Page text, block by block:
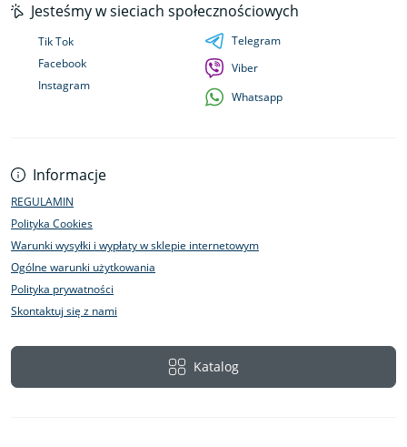
Informacje
REGULAMIN
Polityka Cookies
Warunki wysyłki i wypłaty w sklepie internetowym
Ogólne warunki użytkowania
Polityka prywatności
Skontaktuj się z nami
Katalog
Jesteśmy w sieciach społecznościowych
Tik Tok
Facebook
Instagram
Telegram
Viber
Whatsapp